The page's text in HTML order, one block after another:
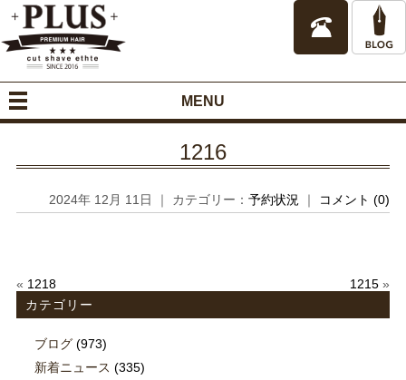
MENU
1216
2024年 12月 11日 ｜ カテゴリー：予約状況 ｜ コメント (0)
« 1218 1215 »
カテゴリー
ブログ(973)
新着ニュース (335)